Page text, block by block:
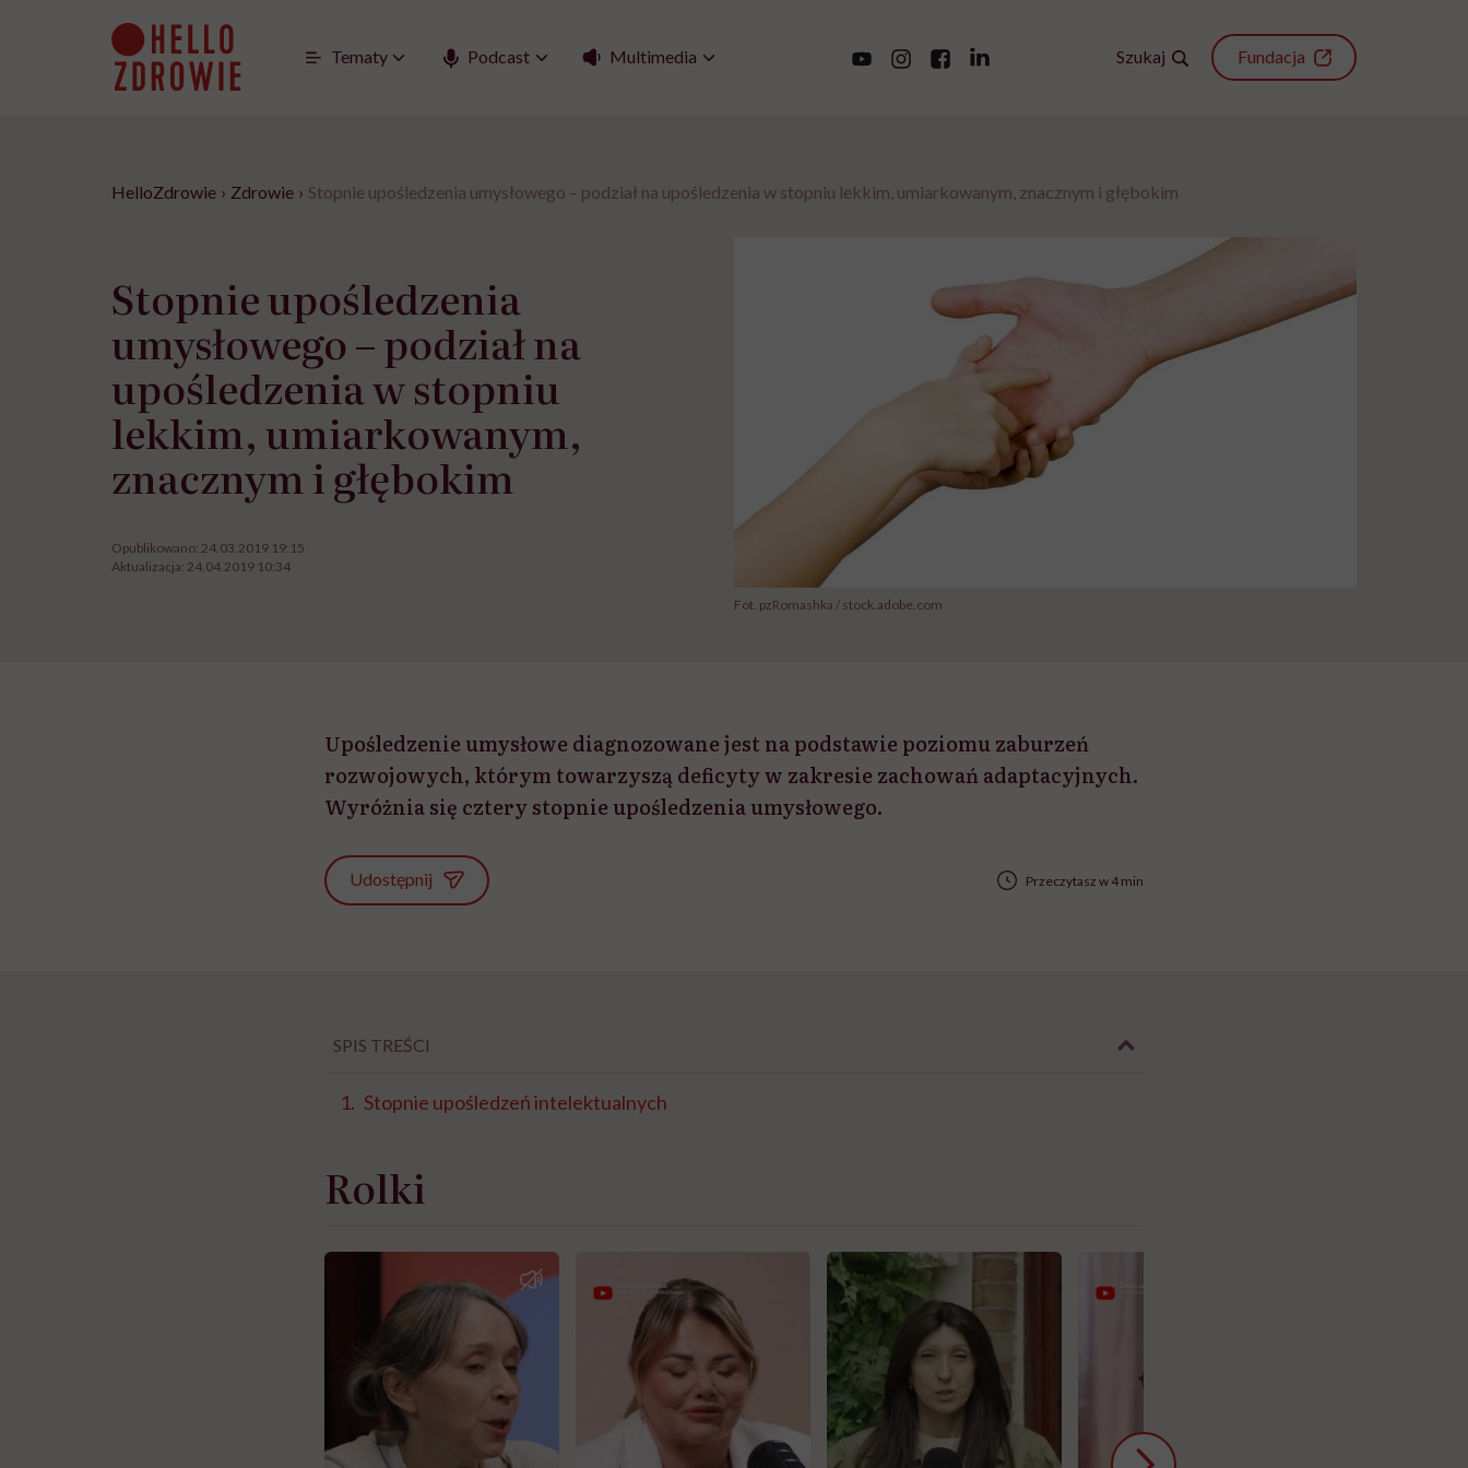
Tematy Podcast Multimedia Szukaj Fundacja
HelloZdrowie › Zdrowie › Stopnie upośledzenia umysłowego – podział na upośledzenia w stopniu lekkim, umiarkowanym, znacznym i głębokim
Stopnie upośledzenia
umysłowego – podział na
upośledzenia w stopniu
lekkim, umiarkowanym,
znacznym i głębokim
Opublikowano: 24.03.2019 19:15
Aktualizacja: 24.04.2019 10:34
Fot. pzRomashka / stock.adobe.com
Upośledzenie umysłowe diagnozowane jest na podstawie poziomu zaburzeń
rozwojowych, którym towarzyszą deficyty w zakresie zachowań adaptacyjnych.
Wyróżnia się cztery stopnie upośledzenia umysłowego.
Udostępnij Przeczytasz w 4 min
SPIS TREŚCI
Stopnie upośledzeń intelektualnych
Rolki